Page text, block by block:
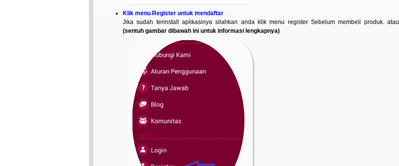
Klik menu Register untuk mendaftar
Jika sudah terinstall aplikasinya silahkan anda klik menu register Sebelum membeli produk. atau
(sentuh gambar dibawah ini untuk informasi lengkapnya)